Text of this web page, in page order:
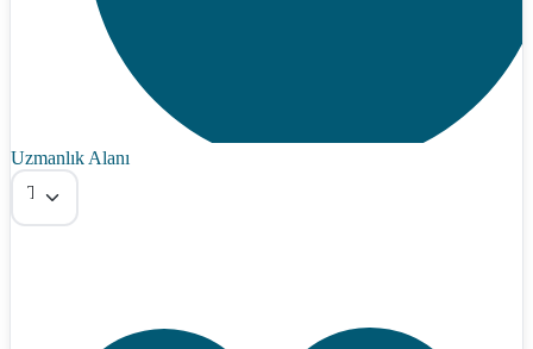
Uzmanlık Alanı
Tümü